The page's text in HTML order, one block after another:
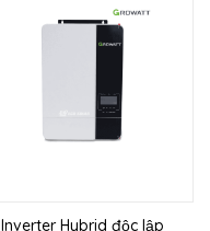
Inverter Hybrid độc lập